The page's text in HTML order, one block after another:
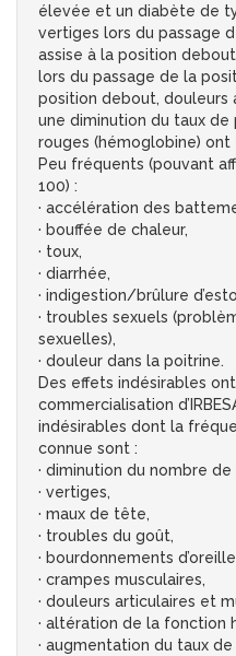
élevée et un diabète de
vertiges lors du passage
assise à la position
lors du passage de la
position debout, douleurs
une diminution du taux
rouges (hémoglobine)
Peu fréquents (pouvant
100) :
· accélération des
· bouffée de chaleur,
· toux,
· diarrhée,
· indigestion/brûlure
· troubles sexuels
sexuelles),
· douleur dans la poitrine.
Des effets indésirables
commercialisation
indésirables dont la
connue sont :
· diminution du nombre
· vertiges,
· maux de tête,
· troubles du goût,
· bourdonnements
· crampes musculaires,
· douleurs articulaires et
· altération de la fonction
· augmentation du taux